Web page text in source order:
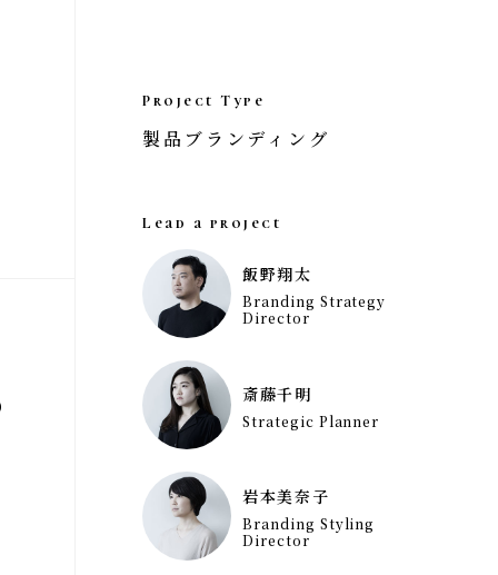
Project Type
製品ブランディング
Lead a project
飯野翔太
Branding Strategy
Director
斎藤千明
Strategic Planner
岩本美奈子
Branding Styling
Director